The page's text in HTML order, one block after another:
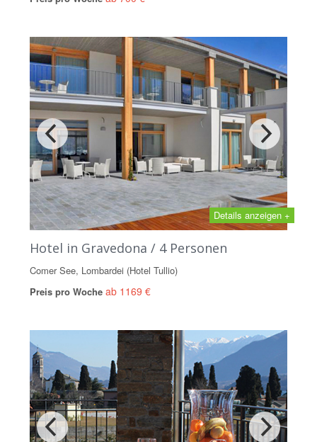
Details anzeigen +
Hotel in Gravedona / 4 Personen
Comer See, Lombardei (Hotel Tullio)
Preis pro Woche ab 1169 €